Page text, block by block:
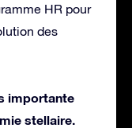
HR pour
des
importante
stellaire.